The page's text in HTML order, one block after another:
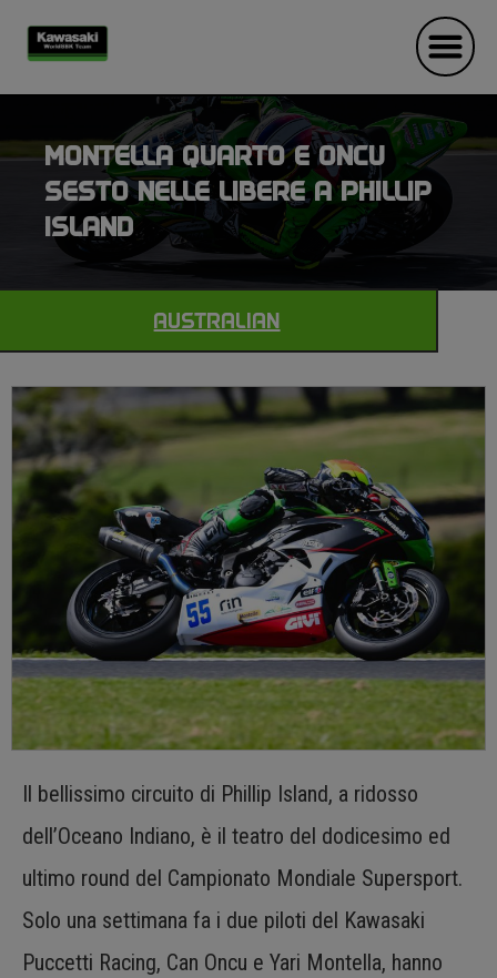
MONTELLA QUARTO E ONCU
SESTO NELLE LIBERE A PHILLIP
ISLAND
AUSTRALIAN
Il bellissimo circuito di Phillip Island, a ridosso
dell’Oceano Indiano, è il teatro del dodicesimo ed
ultimo round del Campionato Mondiale Supersport.
Solo una settimana fa i due piloti del Kawasaki
Puccetti Racing, Can Oncu e Yari Montella, hanno